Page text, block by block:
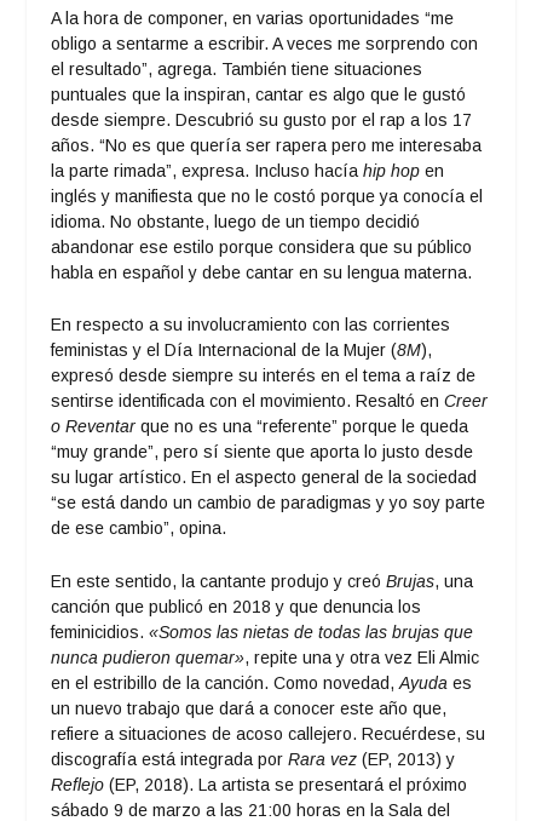
A la hora de componer, en varias oportunidades “me
obligo a sentarme a escribir. A veces me sorprendo con
el resultado”, agrega. También tiene situaciones
puntuales que la inspiran, cantar es algo que le gustó
desde siempre. Descubrió su gusto por el rap a los 17
años. “No es que quería ser rapera pero me interesaba
la parte rimada”, expresa. Incluso hacía hip hopen
inglés y manifiesta que no le costó porque ya conocía el
idioma. No obstante, luego de un tiempo decidió
abandonar ese estilo porque considera que su público
habla en español y debe cantar en su lengua materna.
En respecto a su involucramiento con las corrientes
feministas y el Día Internacional de la Mujer (8M),
expresó desde siempre su interés en el tema a raíz de
sentirse identificada con el movimiento. Resaltó en Creer
o Reventar que no es una “referente” porque le queda
“muy grande”, pero sí siente que aporta lo justo desde
su lugar artístico. En el aspecto general de la sociedad
“se está dando un cambio de paradigmas y yo soy parte
de ese cambio”, opina.
En este sentido, la cantante produjo y creóBrujas, una
canción que publicó en 2018 y que denuncia los
feminicidios.«Somos las nietas de todas las brujas que
nunca pudieron quemar», repite una y otra vez Eli Almic
en el estribillo de la canción. Como novedad,Ayudaes
un nuevo trabajo que dará a conocer este año que,
refiere a situaciones de acoso callejero. Recuérdese, su
discografía está integrada porRara vez (EP, 2013) y
Reflejo (EP, 2018). La artista se presentará el próximo
sábado 9 de marzo a las 21:00 horas en la Sala del